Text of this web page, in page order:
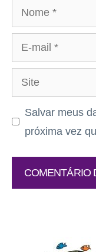
Nome
mail
Site
Salvar meus
próxima vez